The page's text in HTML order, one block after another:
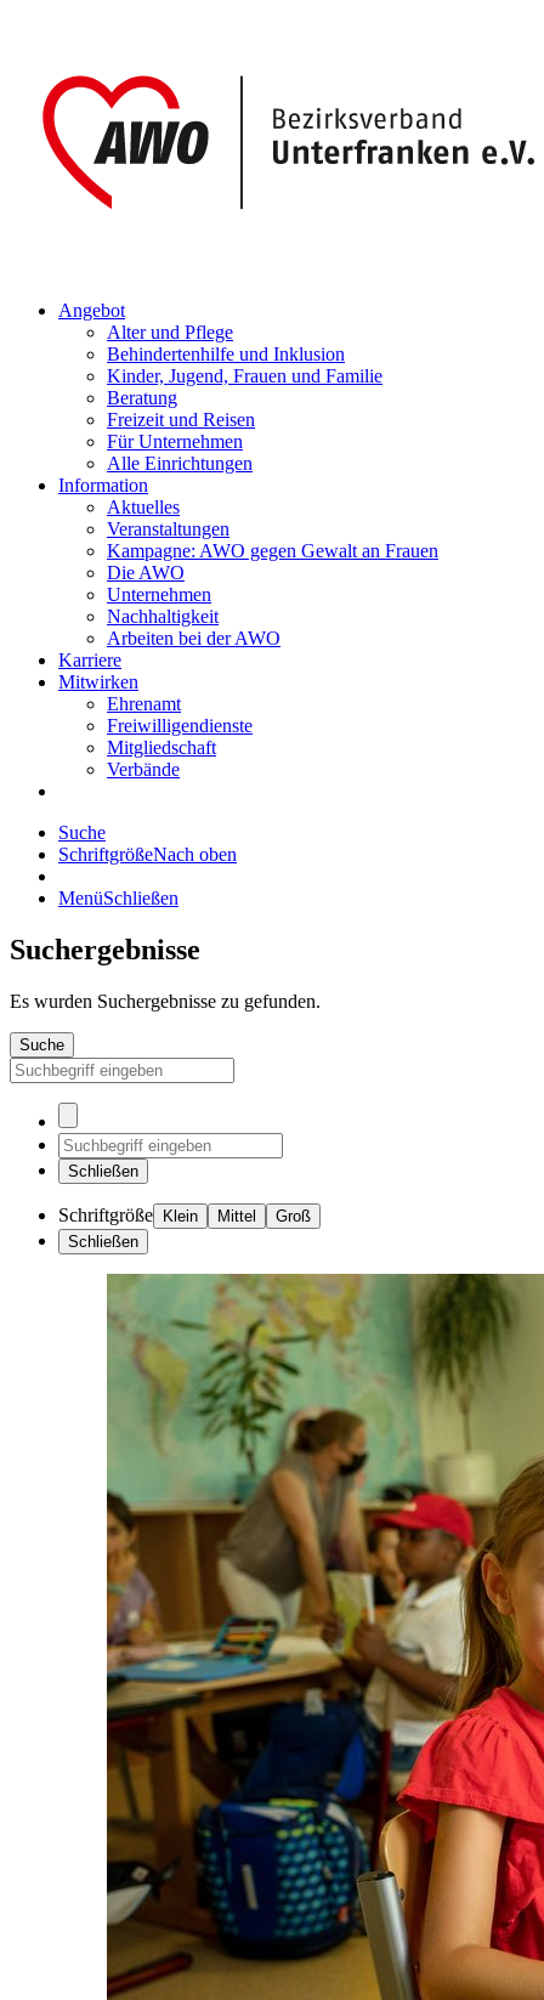
Angebot
Alter und Pflege
Behindertenhilfe und Inklusion
Kinder, Jugend, Frauen und Familie
Beratung
Freizeit und Reisen
Für Unternehmen
Alle Einrichtungen
Information
Aktuelles
Veranstaltungen
Kampagne: AWO gegen Gewalt an Frauen
Die AWO
Unternehmen
Nachhaltigkeit
Arbeiten bei der AWO
Karriere
Mitwirken
Ehrenamt
Freiwilligendienste
Mitgliedschaft
Verbände
Suche
SchriftgrößeNach oben
MenüSchließen
Suchergebnisse
Es wurden Suchergebnisse zu gefunden.
Suche
Schließen
Schriftgröße Klein Mittel
Groß
Schließen